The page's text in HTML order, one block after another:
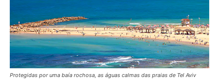
Protegidas por uma baía rochosa, as águas calmas das praias de Tel Aviv